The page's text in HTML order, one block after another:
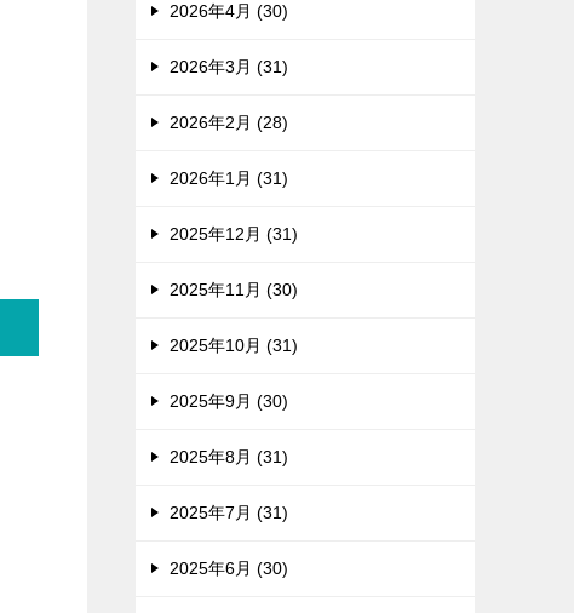
2026年4月 (30)
2026年3月 (31)
2026年2月 (28)
2026年1月 (31)
2025年12月 (31)
2025年11月 (30)
2025年10月 (31)
2025年9月 (30)
2025年8月 (31)
2025年7月 (31)
2025年6月 (30)